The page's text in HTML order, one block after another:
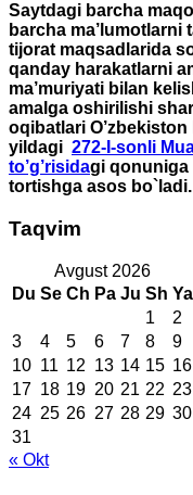
Saytdagi barcha
barcha
tijorat maqsadlarida
qanday harakatlarni
ma’muriyati bilan
amalga oshirilishi
oqibatlari
yildagi 272-I-sonli
to’g’risidagi
tortishga asos bo`ladi.
Taqvim
Avgust 2026
Du Se Ch Pa Ju Sh Ya
1
2
3
4 5 6 7 8
9
10 11 12 13 14 15 16
17 18 19 20 21 22 23
24 25 26 27 28 29 30
31
« Okt